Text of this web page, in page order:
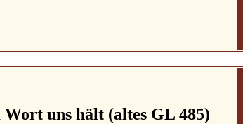
Wort uns hält (altes GL 485)